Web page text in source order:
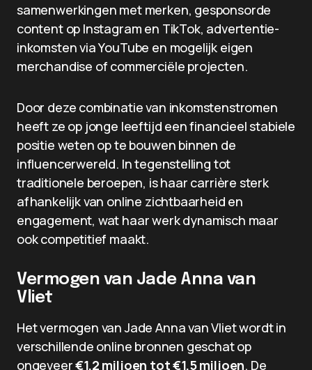
samenwerkingen met merken, gesponsorde
content op Instagram en TikTok, advertentie-
inkomsten via YouTube en mogelijk eigen
merchandise of commerciële projecten.
Door deze combinatie van inkomstenstromen
heeft ze op jonge leeftijd een financieel stabiele
positie weten op te bouwen binnen de
influencerwereld. In tegenstelling tot
traditionele beroepen, is haar carrière sterk
afhankelijk van online zichtbaarheid en
engagement, wat haar werk dynamisch maar
ook competitief maakt.
Vermogen van Jade Anna van
Vliet
Het vermogen van Jade Anna van Vliet wordt in
verschillende online bronnen geschat op
ongeveer€1,2 miljoen tot €1,5 miljoen. De